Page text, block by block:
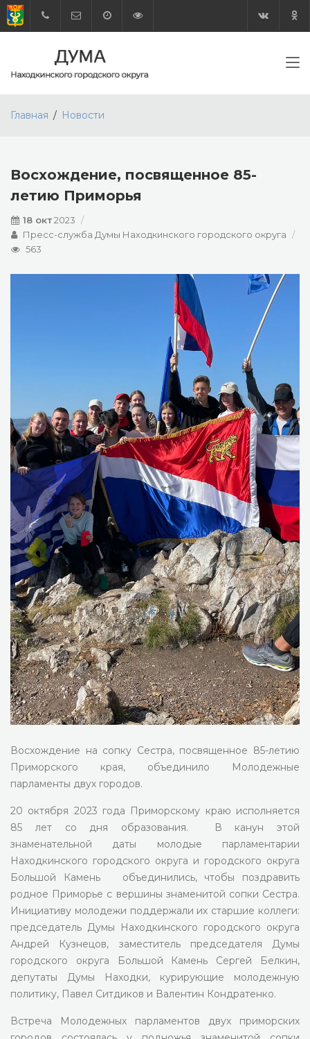
Главная Новости
Восхождение, посвященное 85-
летию Приморья
18 окт2023
Пресс-служба Думы Находкинского городского округа
563
Восхождение на сопку Сестра, посвященное 85-летию
Приморского края, объединило Молодежные
парламенты двух городов.
20 октября 2023 года Приморскому краю исполняется
85 лет со дня образования. В канун этой
знаменательной даты молодые парламентарии
Находкинского городского округа и городского округа
Большой Камень объединились, чтобы поздравить
родное Приморье с вершины знаменитой сопки Сестра.
Инициативу молодежи поддержали их старшие коллеги:
председатель Думы Находкинского городского округа
Андрей Кузнецов, заместитель председателя Думы
городского округа Большой Камень Сергей Белкин,
депутаты Думы Находки, курирующие молодежную
политику, Павел Ситдиков и Валентин Кондратенко.
Встреча Молодежных парламентов двух приморских